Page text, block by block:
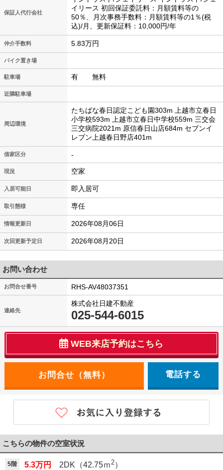
保証人代行会社
イリース 初回保証委託料：月額賃料等の
50％、月次事務手数料：月額賃料等の1％(税
込)/月、更新保証料：10,000円/年
仲介手数料 5.83万円
バイク置き場
駐車場 有 無料
近隣駐車場
周辺環境
たちばな春日認定こども園303m 上越市立春日
小学校593m 上越市立春日中学校559m 三交会
三交病院2021m 原信春日山店684m セブンイ
レブン上越春日野店401m
借家区分 -
現況 空家
入居可能日 即入居可
取引態様 専任
情報更新日 2026年08月06日
次回更新予定日 2026年08月20日
お問い合わせ
お問合せ番号 RHS-AV48037351
連絡先
株式会社日建不動産
025-544-6015
WEB来店予約はこちら
電話する
こちらの物件の空室状況
5階 5.3万円 2DK（42.75ｍ2）